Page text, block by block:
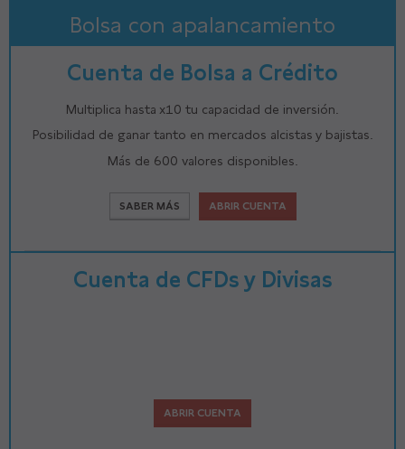
Bolsa con apalancamiento
Cuenta de Bolsa a Crédito
Multiplica hasta x10 tu capacidad de inversión.
Posibilidad de ganar tanto en mercados alcistas y bajistas.
Más de 600 valores disponibles.
SABER MÁS ABRIR CUENTA
Cuenta de CFDs y Divisas
ABRIR CUENTA